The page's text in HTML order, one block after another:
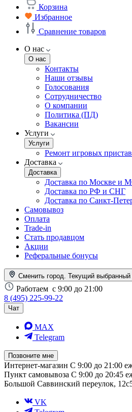
Корзина
Избранное
Сравнение товаров
О нас
О нас
Контакты
Наши отзывы
Голосования
Сотрудничество
О компании
Политика (ПД)
Вакансии
Услуги
Услуги
Ремонт игровых
Доставка
Доставка
Доставка по Москве и
Доставка по РФ и СНГ
Доставка по Санкт-
Самовывоз
Оплата
Trade-in
Стать продавцом
Акции
Реферальные бонусы
Сменить город. Текущий выбранный
Работаем с 9:00 до 21:00
8 (495) 225-99-22
Чат
MAX
Telegram
Позвоните мне
Интернет-магазин С 9:00 до 21:00
Пункт самовывоза С 9:00 до 20:45
Большой Саввинский переулок,
VK